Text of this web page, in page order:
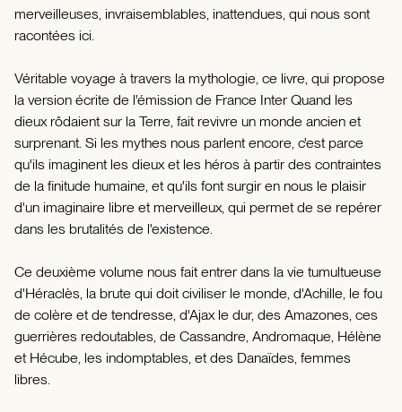
merveilleuses, invraisemblables, inattendues, qui nous sont
racontées ici.
Véritable voyage à travers la mythologie, ce livre, qui propose
la version écrite de l'émission de France Inter Quand les
dieux rôdaient sur la Terre, fait revivre un monde ancien et
surprenant. Si les mythes nous parlent encore, c'est parce
qu'ils imaginent les dieux et les héros à partir des contraintes
de la finitude humaine, et qu'ils font surgir en nous le plaisir
d'un imaginaire libre et merveilleux, qui permet de se repérer
dans les brutalités de l'existence.
Ce deuxième volume nous fait entrer dans la vie tumultueuse
d'Héraclès, la brute qui doit civiliser le monde, d'Achille, le fou
de colère et de tendresse, d'Ajax le dur, des Amazones, ces
guerrières redoutables, de Cassandre, Andromaque, Hélène
et Hécube, les indomptables, et des Danaïdes, femmes
libres.